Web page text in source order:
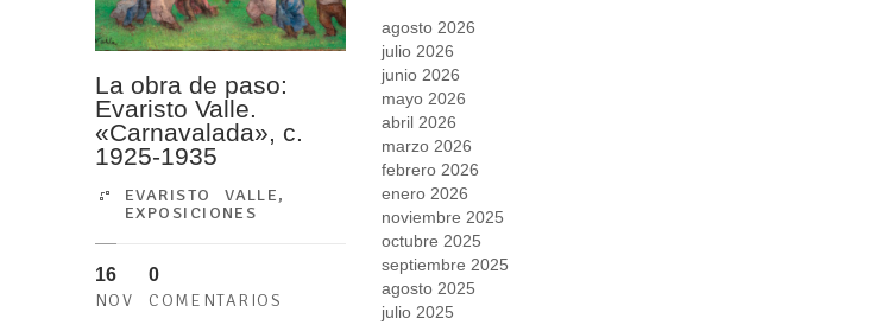
La obra de paso:
Evaristo Valle.
«Carnavalada», c.
1925-1935
EVARISTO VALLE,
EXPOSICIONES
16
NOV
0
COMENTARIOS
agosto 2026
julio 2026
junio 2026
mayo 2026
abril 2026
marzo 2026
febrero 2026
enero 2026
noviembre 2025
octubre 2025
septiembre 2025
agosto 2025
julio 2025